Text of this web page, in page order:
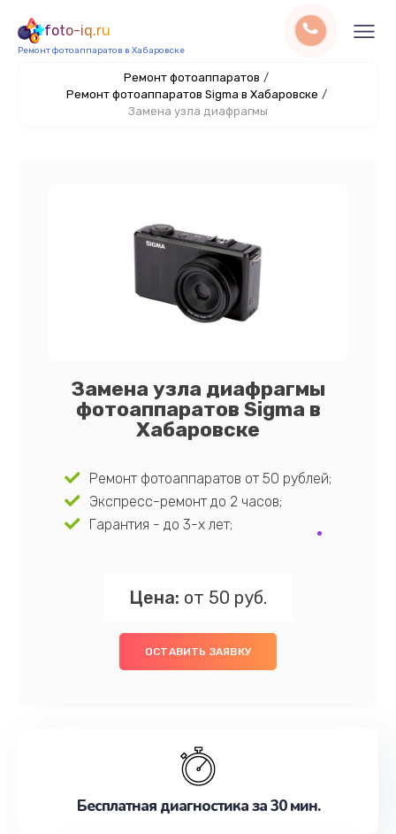
foto-iq.ru
Ремонт фотоаппаратов в Хабаровске
Ремонт фотоаппаратов /
Ремонт фотоаппаратов Sigma в Хабаровске /
Замена узла диафрагмы
Замена узла диафрагмы
фотоаппаратов Sigma в
Хабаровске
Ремонт фотоаппаратов от 50 рублей;
Экспресс-ремонт до 2 часов;
Гарантия - до 3-х лет;
Цена: от 50 руб.
ОСТАВИТЬ ЗАЯВКУ
Бесплатная диагностика за 30 мин.